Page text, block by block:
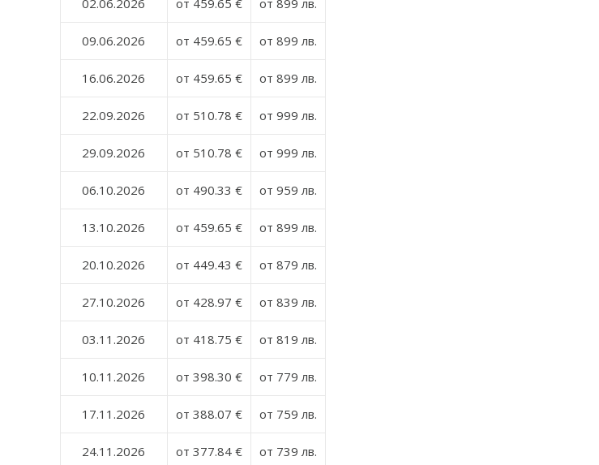
02.06.2026 от 459.65 € от 899 лв.
09.06.2026 от 459.65 € от 899 лв.
16.06.2026 от 459.65 € от 899 лв.
22.09.2026 от 510.78 € от 999 лв.
29.09.2026 от 510.78 € от 999 лв.
06.10.2026 от 490.33 € от 959 лв.
13.10.2026 от 459.65 € от 899 лв.
20.10.2026 от 449.43 € от 879 лв.
27.10.2026 от 428.97 € от 839 лв.
03.11.2026 от 418.75 € от 819 лв.
10.11.2026 от 398.30 € от 779 лв.
17.11.2026 от 388.07 € от 759 лв.
24.11.2026 от 377.84 € от 739 лв.